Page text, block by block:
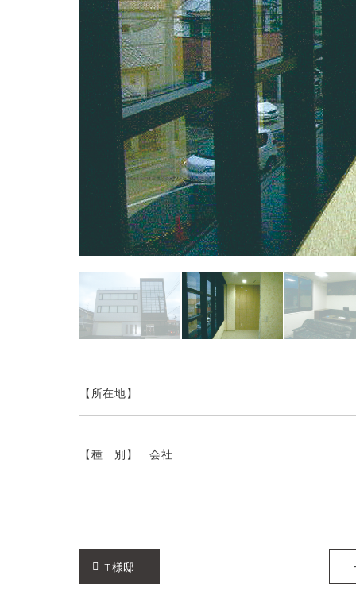
【所在地】
【種 別】 会社
T様邸